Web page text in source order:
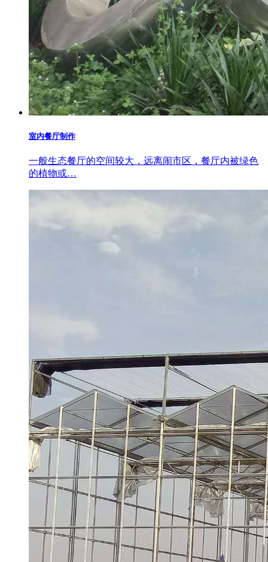
室内餐厅制作
一般生态餐厅的空间较大，远离闹市区，餐厅内被绿色
的植物或…